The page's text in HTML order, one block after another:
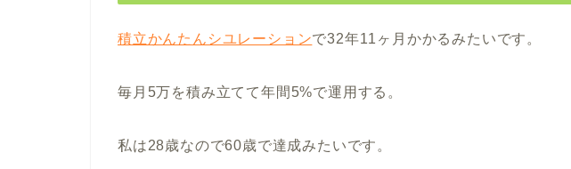
積立かんたんシユレーションで32年11ヶ月かかるみたいです。
毎月5万を積み立てて年間5%で運用する。
私は28歳なので60歳で達成みたいです。